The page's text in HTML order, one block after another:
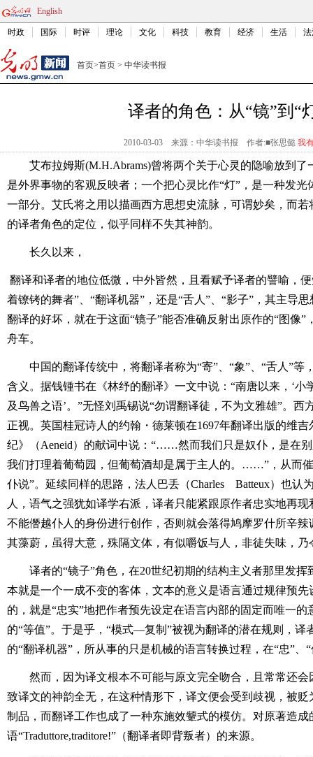
English
时政 国际 时评 理论 文化 科技 教育 经济 生活
首页>首页 > 中华读书报
译者的角色：从“镜”到“
2010-03-03 来源：中华读书报 作者:■张思懿 我
艾布拉姆斯(M.H.Abrams)曾将两个关于心灵的隐喻放到了
是外界事物的客观反映者；一个把心灵比作“灯”，是一种发
一部分。艾氏将之用以描画西方思想史流脉，可谓妙矣，而
的译者角色的定位，似乎同样不失其神韵。
长久以来，
翻译和译者的地位低微，中外皆然，且看赋予译者的譬喻，
着镣铐的舞者”、“翻译机器”，还是“舌人”、“影子”，其主导
翻译的好坏，就在于这面“镜子”能否准确反射出原作的“图像”
舟车。
中国的翻译传统中，将翻译者称为“寄”、“象”、“舌人”等
含义。据钱锺书在《林纾的翻译》一文中说：“南唐以来，‘小
及鸟兽之语’。”无怪刘禹锡说“勿谓翻译徒，不为文雅雄”。西
正视。英国桂冠诗人的约翰・德莱顿在1697年翻译出版的维
纪》（Aeneid）的献词中说：“……然而我们只是奴仆，是在
我们打理着葡萄园，但葡萄酒却是属于主人的。……”，从而
仆说”。延续同样的思路，法人巴丢（Charles Batteux）也认
人，语气之强犹如译学右派，译者只能紧跟原作者忠实地再
不能僭越仆人的身份进行创作，否则就会落得鸠摩罗什所辛
其藻蔚，虽得大意，殊隔文体，有似嚼饭与人，非徒失味，乃
译者的“镜子”角色，在20世纪初期的结构主义者那里发
本就是一个一成不变的客体，文本的意义是语言通过规律预
的，就是“忠实”地把作者预先设定在语言内部的固定而唯一
的“等值”。于是乎，“模式―复制”被视为翻译的潜在规则，译
的“翻译机器”，所从事的只是机械的语言转换过程，在“忠”、
然而，因为译文根本不可能与原文完全吻合，且常常还
致译文的神韵全无，在这种情形下，译文便会受到歧视，被
制品，而翻译工作也成了一种东施效颦式的模仿。对原著造成
语“Traduttore,traditore!”（翻译者即背叛者）的来源。